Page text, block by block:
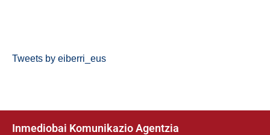
Tweets by eiberri_eus
Inmediobai Komunikazio Agentzia